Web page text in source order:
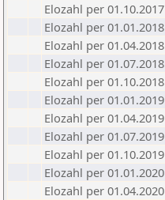
Elozahl per 01.10.2017
Elozahl per 01.01.2018
Elozahl per 01.04.2018
Elozahl per 01.07.2018
Elozahl per 01.10.2018
Elozahl per 01.01.2019
Elozahl per 01.04.2019
Elozahl per 01.07.2019
Elozahl per 01.10.2019
Elozahl per 01.01.2020
Elozahl per 01.04.2020